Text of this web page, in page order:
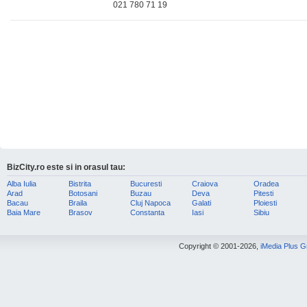
021 780 71 19
BizCity.ro este si in orasul tau:
Alba Iulia
Arad
Bacau
Baia Mare
Bistrita
Botosani
Braila
Brasov
Bucuresti
Buzau
Cluj Napoca
Constanta
Craiova
Deva
Galati
Iasi
Oradea
Pitesti
Ploiesti
Sibiu
Copyright © 2001-2026, iMedia Plus